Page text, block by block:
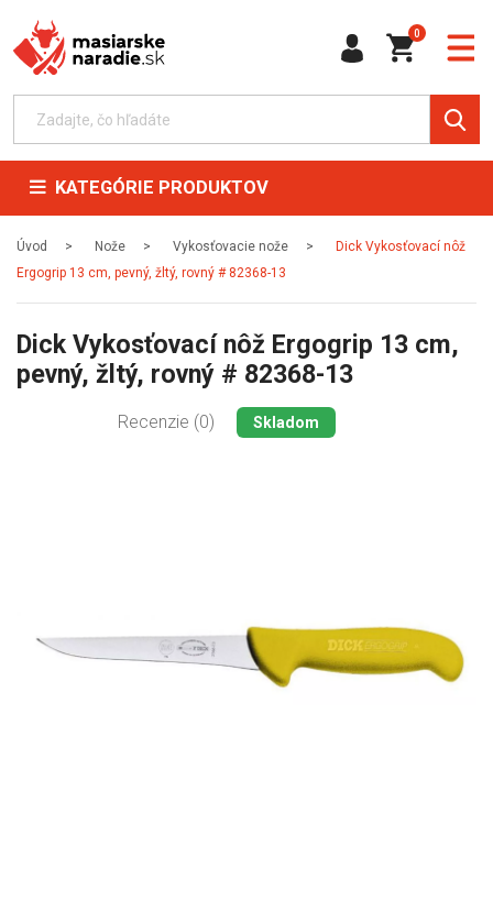
0
KATEGÓRIE PRODUKTOV
Úvod Nože Vykosťovacie nože
Dick Vykosťovací nôž
Ergogrip 13 cm, pevný, žltý, rovný # 82368-13
Dick Vykosťovací nôž Ergogrip 13 cm,
pevný, žltý, rovný # 82368-13
Recenzie (0) Skladom